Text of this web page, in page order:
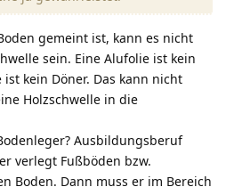
gemeint ist, kann es nicht
sein. Eine Alufolie ist kein
kein Döner. Das kann nicht
Holzschwelle in die
Ausbildungsberuf
verlegt Fußböden bzw.
Boden. Dann muss er im Bereich